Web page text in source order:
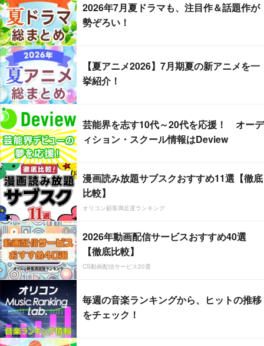
2026年7月夏ドラマも、注目作＆話題作が
勢ぞろい！
【夏アニメ2026】7月期夏の新アニメを一
挙紹介！
芸能界を志す10代～20代を応援！ オーデ
ィション・スクール情報はDeview
漫画読み放題サブスクおすすめ11選【徹底
比較】
オリコン顧客満足度ランキング
2026年動画配信サービスおすすめ40選
【徹底比較】
CS動画配信サービス20選
毎週の音楽ランキングから、ヒットの推移
をチェック！